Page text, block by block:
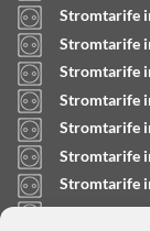
Stromtarife
Stromtarife
Stromtarife
Stromtarife
Stromtarife
Stromtarife
Stromtarife
Stromtarife